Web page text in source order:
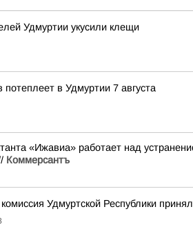
Удмуртии укусили клещи
потеплеет в Удмуртии 7 августа
«Ижавиа» работает над
Коммерсантъ
Удмуртской Республики